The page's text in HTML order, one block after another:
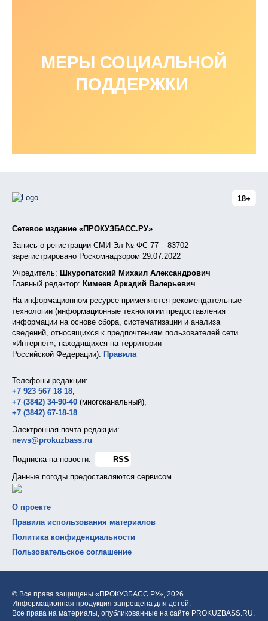
МЕРЫ СОЦИАЛЬНОЙ
ПОДДЕРЖКИ
18+
Сетевое издание «ПРОКУЗБАСС.РУ»
Запись о регистрации СМИ Эл № ФС 77 – 83702
зарегистрировано Роскомнадзором 29.07.2022
Учредитель: Шкуропатский Михаил Александрович
Главный редактор: Кимеев Аркадий Валерьевич
На информационном ресурсе применяются рекомендательные
технологии (информационные технологии предоставления
информации на основе сбора, систематизации и анализа
сведений, относящихся к предпочтениям пользователей сети
«Интернет», находящихся на территории
Российской Федерации). Правила
Телефоны редакции:
+7 923 567 18 18,
+7 (3842) 34-90-40 (многоканальный),
+7 (3842) 67-18-18.
Электронная почта редакции:
news@prokuzbass.ru
Подписка на новости:
RSS
Данные погоды предоставляются сервисом
О проекте
Правила использования материалов
Политика конфиденциальности
Пользовательское соглашение
© Все права защищены «ПРОКУЗБАСС.РУ», 2026.
Информационная продукция запрещена для детей.
Все права на материалы, опубликованные на сайте PROKUZBASS.RU,